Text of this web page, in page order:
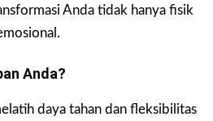
Anda tidak hanya fisik
Anda?
daya tahan dan fleksibilitas